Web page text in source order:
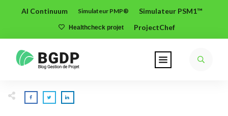
AI Continuum Simulateur PMP® Simulateur PSM1™
Healthcheck projet ProjectChef